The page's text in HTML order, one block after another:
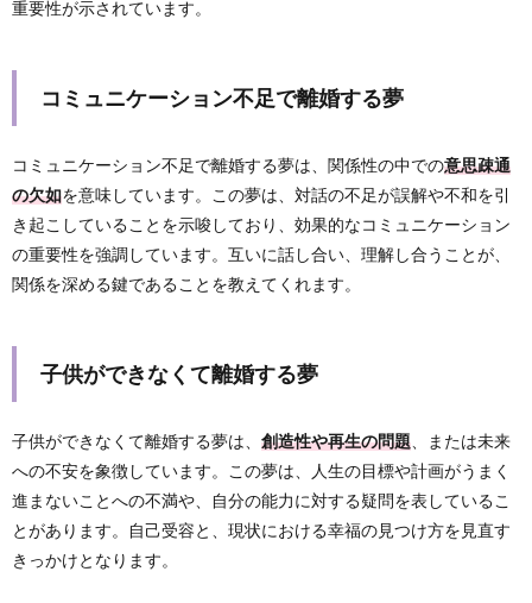
重要性が示されています。
コミュニケーション不足で離婚する夢
コミュニケーション不足で離婚する夢は、関係性の中での意思疎通
の欠如を意味しています。この夢は、対話の不足が誤解や不和を引
き起こしていることを示唆しており、効果的なコミュニケーション
の重要性を強調しています。互いに話し合い、理解し合うことが、
関係を深める鍵であることを教えてくれます。
子供ができなくて離婚する夢
子供ができなくて離婚する夢は、 創造性や再生の問題 、または未来
への不安を象徴しています。この夢は、人生の目標や計画がうまく
進まないことへの不満や、自分の能力に対する疑問を表しているこ
とがあります。自己受容と、現状における幸福の見つけ方を見直す
きっかけとなります。